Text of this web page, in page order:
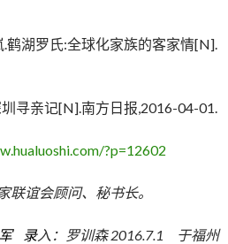
鹤湖罗氏:全球化家族的客家情[N].
寻亲记[N].南方日报,2016-04-01.
?p=12602
联谊会顾问、秘书长。
军 录入：罗训森 2016.7.1 于福州